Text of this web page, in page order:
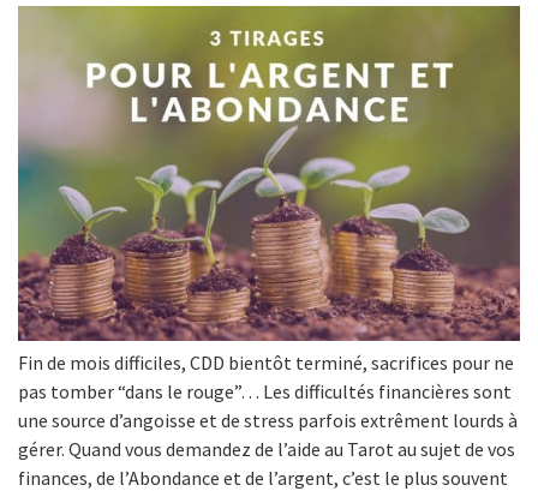
Fin de mois difficiles, CDD bientôt terminé, sacrifices pour ne
pas tomber “dans le rouge”… Les difficultés financières sont
une source d’angoisse et de stress parfois extrêment lourds à
gérer. Quand vous demandez de l’aide au Tarot au sujet de vos
finances, de l’Abondance et de l’argent, c’est le plus souvent